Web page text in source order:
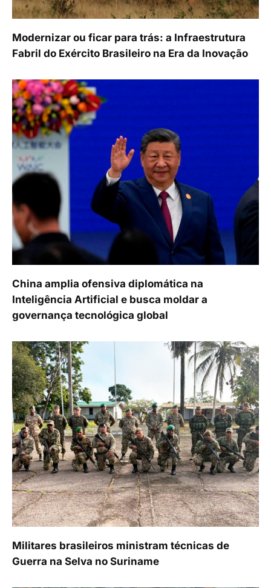
Modernizar ou ficar para trás: a Infraestrutura
Fabril do Exército Brasileiro na Era da Inovação
China amplia ofensiva diplomática na
Inteligência Artificial e busca moldar a
governança tecnológica global
Militares brasileiros ministram técnicas de
Guerra na Selva no Suriname